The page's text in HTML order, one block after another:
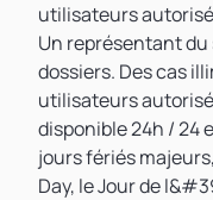
utilisateurs
Un représentant
dossiers. Des cas
utilisateurs
disponible 24h / 24
jours fériés
Day, le Jour de